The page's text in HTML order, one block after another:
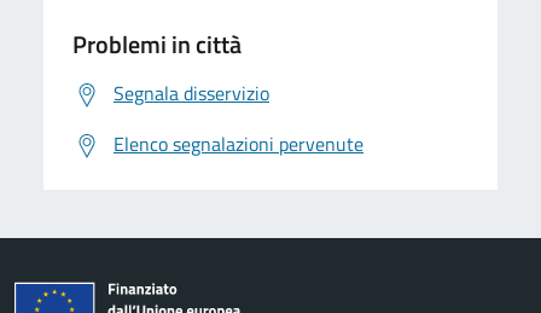
Problemi in città
Segnala disservizio
Elenco segnalazioni pervenute